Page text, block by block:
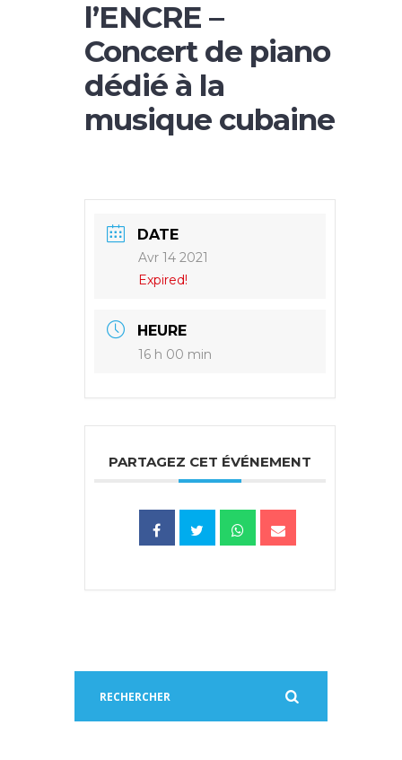
l’ENCRE –
Concert de piano
dédié à la
musique cubaine
DATE
Avr 14 2021
Expired!
HEURE
16 h 00 min
PARTAGEZ CET ÉVÉNEMENT